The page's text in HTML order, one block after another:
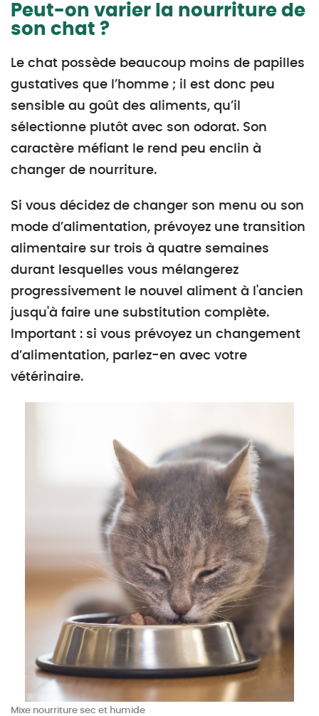
Peut-on varier la nourriture de
son chat ?
Mixe nourriture sec et humide
Le chat possède beaucoup moins de papilles
gustatives que l’homme ; il est donc peu
sensible au goût des aliments, qu’il
sélectionne plutôt avec son odorat. Son
caractère méfiant le rend peu enclin à
changer de nourriture.
Si vous décidez de changer son menu ou son
mode d’alimentation, prévoyez une transition
alimentaire sur trois à quatre semaines
durant lesquelles vous mélangerez
progressivement le nouvel aliment à l'ancien
jusqu'à faire une substitution complète.
Important : si vous prévoyez un changement
d’alimentation, parlez-en avec votre
vétérinaire.